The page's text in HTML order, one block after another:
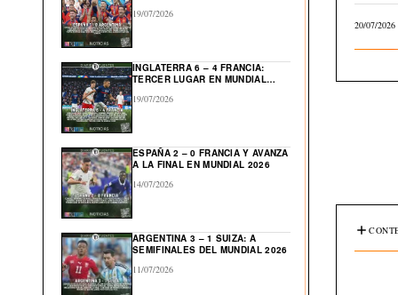
19/07/2026
INGLATERRA 6 – 4 FRANCIA:
TERCER LUGAR EN MUNDIAL
19/07/2026
ESPAÑA 2 – 0 FRANCIA Y AVANZA
A LA FINAL EN MUNDIAL 2026
14/07/2026
ARGENTINA 3 – 1 SUIZA: A
SEMIFINALES DEL MUNDIAL 2026
11/07/2026
20/07/2026